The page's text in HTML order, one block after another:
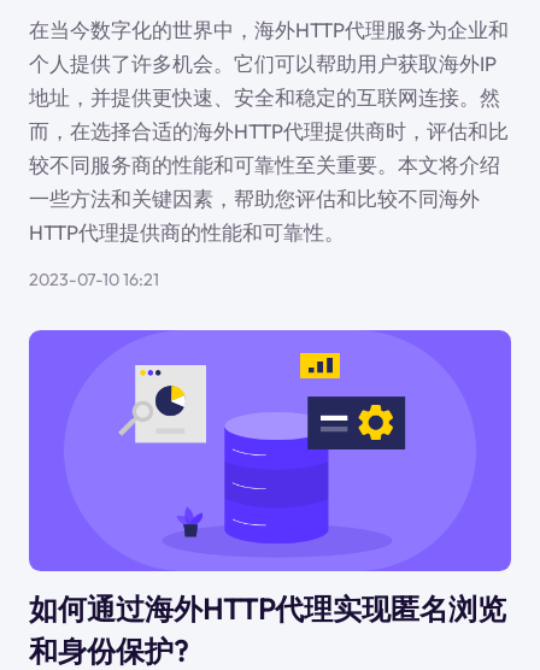
在当今数字化的世界中，海外HTTP代理服务为企业和
个人提供了许多机会。它们可以帮助用户获取海外IP
地址，并提供更快速、安全和稳定的互联网连接。然
而，在选择合适的海外HTTP代理提供商时，评估和比
较不同服务商的性能和可靠性至关重要。本文将介绍
一些方法和关键因素，帮助您评估和比较不同海外
HTTP代理提供商的性能和可靠性。
2023-07-10 16:21
如何通过海外HTTP代理实现匿名浏览
和身份保护?